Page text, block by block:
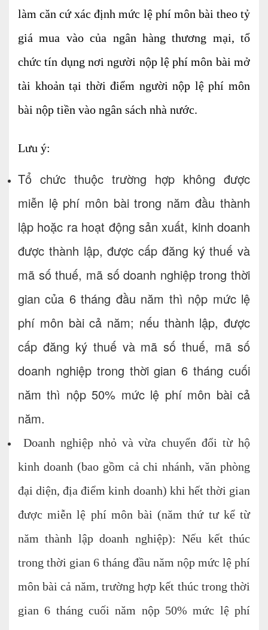
TIN TỨC VĂN BẢN PHÁP LUẬT TƯ VẤN HỎI ĐÁP
TUYỂN DỤNG LIÊN HỆ
làm căn cứ xác định mức lệ phí môn bài theo tỷ
giá mua vào của ngân hàng thương mại, tổ
chức tín dụng nơi người nộp lệ phí môn bài mở
tài khoản tại thời điểm người nộp lệ phí môn
bài nộp tiền vào ngân sách nhà nước.
Lưu ý:
Tổ chức thuộc trường hợp không được
miễn lệ phí môn bài trong năm đầu thành
lập hoặc ra hoạt động sản xuất, kinh doanh
được thành lập, được cấp đăng ký thuế và
mã số thuế, mã số doanh nghiệp trong thời
gian của 6 tháng đầu năm thì nộp mức lệ
phí môn bài cả năm; nếu thành lập, được
cấp đăng ký thuế và mã số thuế, mã số
doanh nghiệp trong thời gian 6 tháng cuối
năm thì nộp 50% mức lệ phí môn bài cả
năm.
Doanh nghiệp nhỏ và vừa chuyển đổi từ hộ
kinh doanh (bao gồm cả chi nhánh, văn phòng
đại diện, địa điểm kinh doanh) khi hết thời gian
được miễn lệ phí môn bài (năm thứ tư kể từ
năm thành lập doanh nghiệp): Nếu kết thúc
trong thời gian 6 tháng đầu năm nộp mức lệ phí
môn bài cả năm, trường hợp kết thúc trong thời
gian 6 tháng cuối năm nộp 50% mức lệ phí